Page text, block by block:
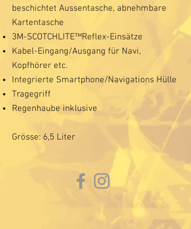
beschichtet Aussentasche, abnehmbare
Kartentasche
3M-SCOTCHLITE™Reflex-Einsätze
Kabel-Eingang/Ausgang für Navi,
Kopfhörer etc.
Integrierte Smartphone/Navigations Hülle
Tragegriff
Regenhaube inklusive
Grösse: 6,5 Liter